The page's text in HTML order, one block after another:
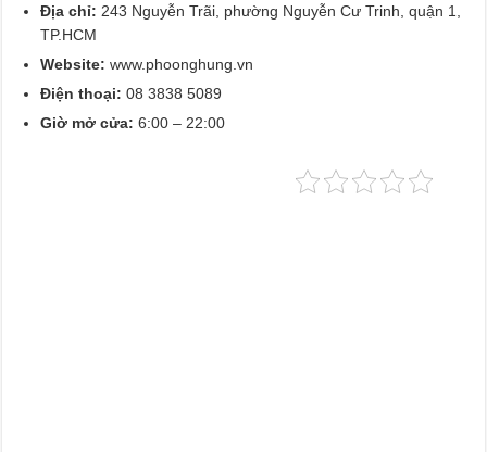
Địa chỉ: 243 Nguyễn Trãi, phường Nguyễn Cư Trinh, quận 1,
TP.HCM
Website:www.phoonghung.vn
Điện thoại:08 3838 5089
Giờ mở cửa:6:00 – 22:00